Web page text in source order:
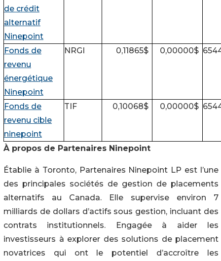
de crédit
alternatif
Ninepoint
Fonds de
revenu
énergétique
Ninepoint
NRGI 0,11865$ 0,00000$
Fonds de
revenu cible
ninepoint
TIF 0,10068$ 0,00000$
À propos de Partenaires Ninepoint
Établie à Toronto, Partenaires Ninepoint LP est l’une
des principales sociétés de gestion de placements
alternatifs au Canada. Elle supervise environ 7
milliards de dollars d’actifs sous gestion, incluant des
contrats institutionnels. Engagée à aider les
investisseurs à explorer des solutions de placement
novatrices qui ont le potentiel d’accroître les